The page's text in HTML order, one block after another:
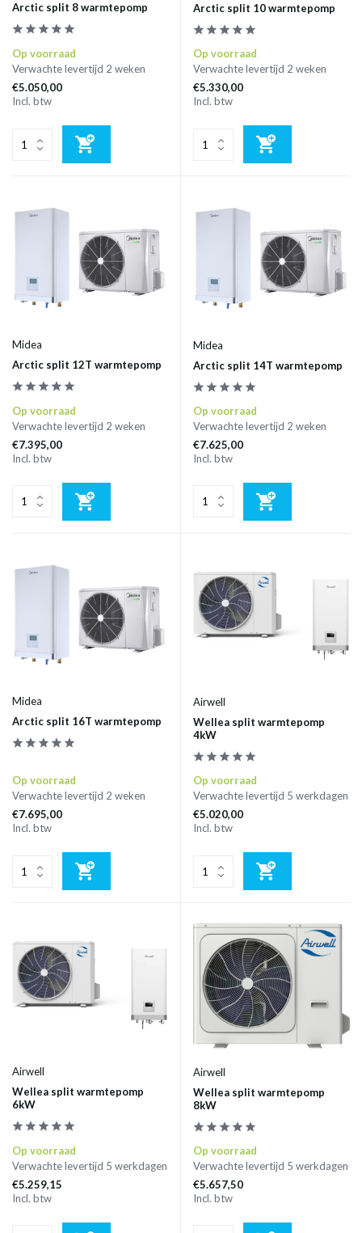
Arctic split 8 warmtepomp
Op voorraad
Verwachte levertijd 2 weken
€5.050,00
Incl. btw
Arctic split 10 warmtepomp
Op voorraad
Verwachte levertijd 2 weken
€5.330,00
Incl. btw
Midea
Arctic split 12T warmtepomp
Op voorraad
Verwachte levertijd 2 weken
€7.395,00
Incl. btw
Midea
Arctic split 14T warmtepomp
Op voorraad
Verwachte levertijd 2 weken
€7.625,00
Incl. btw
Midea
Arctic split 16T warmtepomp
Op voorraad
Verwachte levertijd 2 weken
€7.695,00
Incl. btw
Airwell
Wellea split warmtepomp
4kW
Op voorraad
Verwachte levertijd 5 werkdagen
€5.020,00
Incl. btw
Airwell
Wellea split warmtepomp
6kW
Op voorraad
Verwachte levertijd 5 werkdagen
€5.259,15
Incl. btw
Airwell
Wellea split warmtepomp
8kW
Op voorraad
Verwachte levertijd 5 werkdagen
€5.657,50
Incl. btw